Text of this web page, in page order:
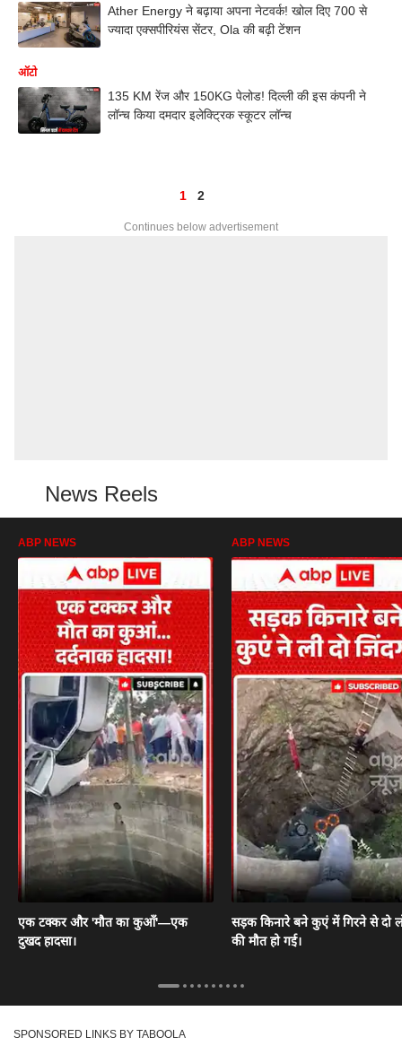
Ather Energy ने बढ़ाया अपना नेटवर्क! खोल दिए 700 से
ज्यादा एक्सपीरियंस सेंटर, Ola की बढ़ी टेंशन
ऑटो
135 KM रेंज और 150KG पेलोड! दिल्ली की इस कंपनी ने
लॉन्च किया दमदार इलेक्ट्रिक स्कूटर लॉन्च
1 2
Continues below advertisement
News Reels
ABP NEWS
एक टक्कर और 'मौत का कुआँ'—एक
दुखद हादसा।
ABP NEWS
सड़क किनारे बने कुएं में गिरने से दो
की मौत हो गई।
SPONSORED LINKS BY TABOOLA